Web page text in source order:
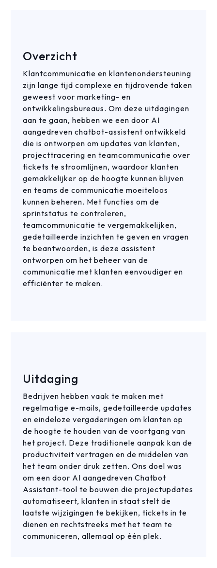
Overzicht
Klantcommunicatie en klantenondersteuning
zijn lange tijd complexe en tijdrovende taken
geweest voor marketing- en
ontwikkelingsbureaus. Om deze uitdagingen
aan te gaan, hebben we een door AI
aangedreven chatbot-assistent ontwikkeld
die is ontworpen om updates van klanten,
projecttracering en teamcommunicatie over
tickets te stroomlijnen, waardoor klanten
gemakkelijker op de hoogte kunnen blijven
en teams de communicatie moeiteloos
kunnen beheren. Met functies om de
sprintstatus te controleren,
teamcommunicatie te vergemakkelijken,
gedetailleerde inzichten te geven en vragen
te beantwoorden, is deze assistent
ontworpen om het beheer van de
communicatie met klanten eenvoudiger en
efficiënter te maken.
Uitdaging
Bedrijven hebben vaak te maken met
regelmatige e-mails, gedetailleerde updates
en eindeloze vergaderingen om klanten op
de hoogte te houden van de voortgang van
het project. Deze traditionele aanpak kan de
productiviteit vertragen en de middelen van
het team onder druk zetten. Ons doel was
om een door AI aangedreven Chatbot
Assistant-tool te bouwen die projectupdates
automatiseert, klanten in staat stelt de
laatste wijzigingen te bekijken, tickets in te
dienen en rechtstreeks met het team te
communiceren, allemaal op één plek.